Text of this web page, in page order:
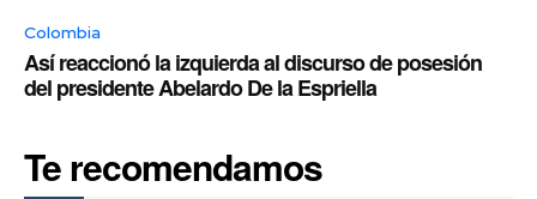
Colombia
Así reaccionó la izquierda al discurso de posesión
del presidente Abelardo De la Espriella
Te recomendamos